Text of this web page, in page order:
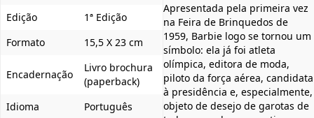
Edição
1ª Edição
Formato
15,5 X 23 cm
Encadernação
Livro brochura
(paperback)
Idioma
Português
Apresentada pela primeira vez
na Feira de Brinquedos de
1959, Barbie logo se tornou um
símbolo: ela já foi atleta
olímpica, editora de moda,
piloto da força aérea, candidata
à presidência e, especialmente,
objeto de desejo de garotas de